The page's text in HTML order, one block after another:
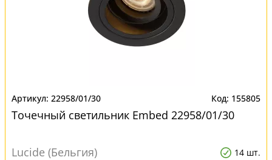
22958/01/30 155805
Точечный светильник Embed 22958/01/30
Lucide (Бельгия) 14 шт.